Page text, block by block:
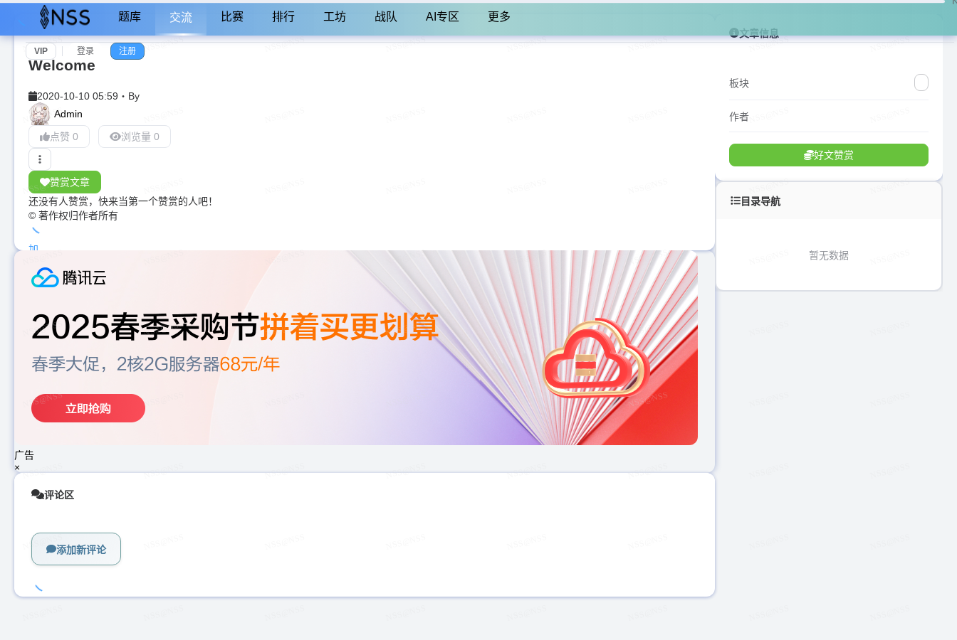
题库 交流 比赛 排行 工坊 战队 AI专区 更多
VIP 登录 注册
Welcome
2020-10-10 05:59 ・ By
Admin
点赞 0
浏览量 0
赞赏文章
还没有人赞赏，快来当第一个赞赏的人吧！
© 著作权归作者所有
加
中...
广告
×
评论区
添加新评论
文章信息
板块
作者
好文赞赏
目录导航
暂无数据